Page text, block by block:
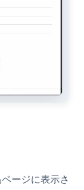
ージに表示さ